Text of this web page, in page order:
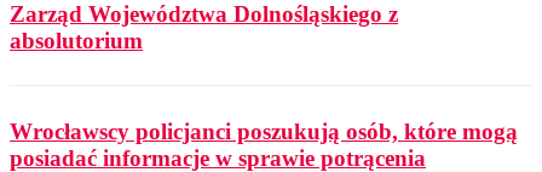
Zarząd Województwa Dolnośląskiego z
absolutorium
Wrocławscy policjanci poszukują osób, które mogą
posiadać informacje w sprawie potrącenia